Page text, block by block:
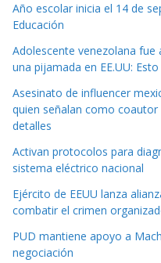
Año escolar inicia el 14 de
Educación
Adolescente venezolana fue
una pijamada en EE.UU:
Asesinato de influencer
quien señalan como
detalles
Activan protocolos para
sistema eléctrico nacional
Ejército de EEUU lanza
combatir el crimen
PUD mantiene apoyo a
negociación